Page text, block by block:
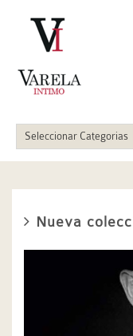
Seleccionar Categorias
Nueva